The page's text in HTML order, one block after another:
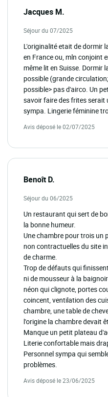
Jacques M.
Séjour du 07/2025
L'originalité etait de dormir
en France ou, mln conjoint
même lit en Suisse. Dormir
possible (grande
possible> pas d'airco. Un
savoir faire des frites serait
sympa. Lingerie féminine
Avis déposé le 02/07/2025
Benoît D.
Séjour du 06/2025
Un restaurant qui sert de
la bonne humeur.
Une chambre pour trois un
non contractuelles du site
de charme.
Trop de défauts qui
ni de mousseur à la
néon qui clignote, portes
coincent, ventilation des
chambre, une table de
l'origine la chambre devait
Manque un petit plateau
Literie confortable mais
Personnel sympa qui
problèmes.
Avis déposé le 23/06/2025